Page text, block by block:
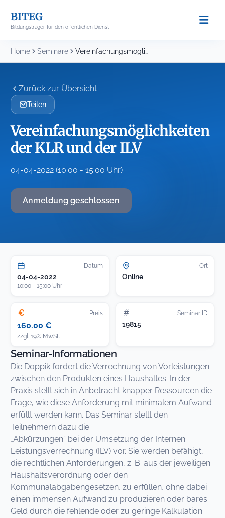
content
BITEG
Bildungsträger für den öffentlichen Dienst
Home Seminare Vereinfachungsmöglichkeiten der KLR und der ILV
Zurück zur Übersicht
Teilen
Vereinfachungsmöglichkeiten
der KLR und der ILV
04-04-2022 (10:00 - 15:00 Uhr)
Anmeldung geschlossen
Datum
04-04-2022
10:00 - 15:00 Uhr
Ort
Online
€ Preis
160.00 €
zzgl. 19% MwSt.
# Seminar ID
19815
Seminar-Informationen
Die Doppik fordert die Verrechnung von Vorleistungen
zwischen den Produkten eines Haushaltes. In der
Praxis stellt sich in Anbetracht knapper Ressourcen die
Frage, wie diese Anforderung mit minimalem Aufwand
erfüllt werden kann. Das Seminar stellt den
Teilnehmern dazu die
„Abkürzungen“ bei der Umsetzung der Internen
Leistungsverrechnung (ILV) vor. Sie werden befähigt,
die rechtlichen Anforderungen, z. B. aus der jeweiligen
Haushaltsverordnung oder den
Kommunalabgabengesetzen, zu erfüllen, ohne dabei
einen immensen Aufwand zu produzieren oder bares
Geld durch die fehlende oder zu geringe Kalkulation